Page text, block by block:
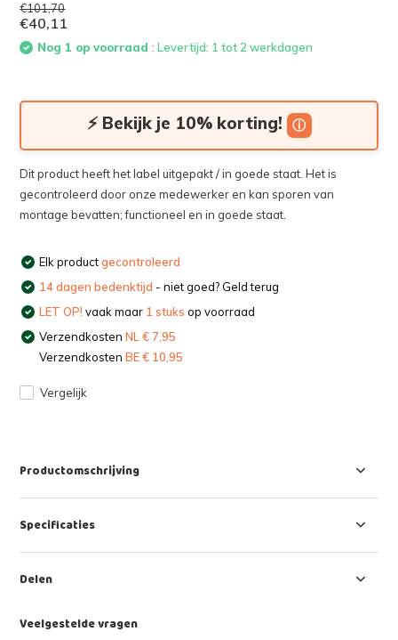
€101,70
€40,11
Nog 1 op voorraad: Levertijd: 1 tot 2 werkdagen
⚡ Bekijk je 10% korting! ⓘ
Dit product heeft het label uitgepakt / in goede staat. Het is
gecontroleerd door onze medewerker en kan sporen van
montage bevatten; functioneel en in goede staat.
Elk productgecontroleerd
14 dagen bedenktijd - niet goed? Geld terug
LET OP! vaak maar 1 stuks op voorraad
VerzendkostenNL € 7,95
VerzendkostenBE € 10,95
Vergelijk
Productomschrijving
Specificaties
Delen
Veelgestelde vragen